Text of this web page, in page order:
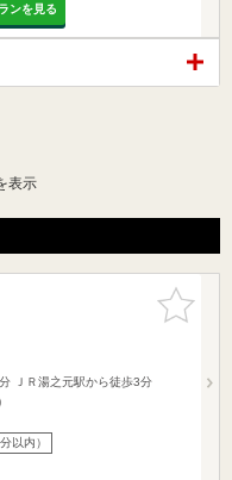
ンを見る
表示
お気に入
りに追加
ＪＲ湯之元駅から徒歩3分
以内）